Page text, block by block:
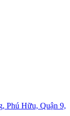
Phú Hữu, Quận 9,